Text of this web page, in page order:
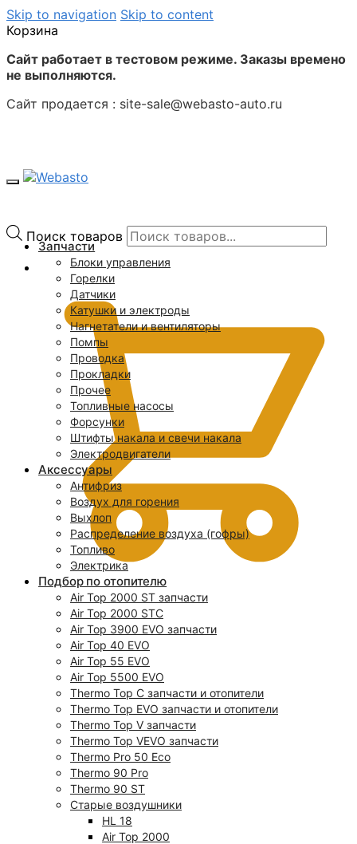
Skip to navigation Skip to content
Корзина
Сайт работает в тестовом режиме. Заказы времено
не выполняются.
Сайт продается : site-sale@webasto-auto.ru
Поиск товаров
Запчасти
Блоки управления
Горелки
Датчики
Катушки и электроды
Нагнетатели и вентиляторы
Помпы
Проводка
Прокладки
Прочее
Топливные насосы
Форсунки
Штифты накала и свечи накала
Электродвигатели
Аксессуары
Антифриз
Воздух для горения
Выхлоп
Распределение воздуха (гофры)
Топливо
Электрика
Подбор по отопителю
Air Top 2000 ST запчасти
Air Top 2000 STC
Air Top 3900 EVO запчасти
Air Top 40 EVO
Air Top 55 EVO
Air Top 5500 EVO
Thermo Top C запчасти и отопители
Thermo Top EVO запчасти и отопители
Thermo Top V запчасти
Thermo Top VEVO запчасти
Thermo Pro 50 Eco
Thermo 90 Pro
Thermo 90 ST
Старые воздушники
HL 18
Air Top 2000